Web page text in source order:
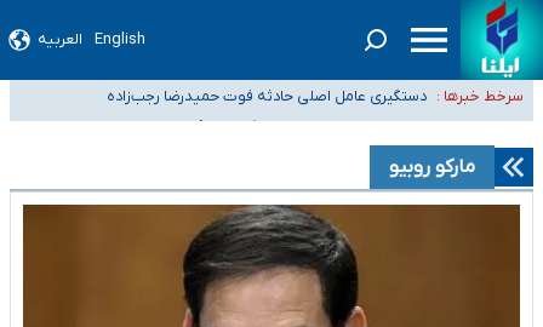
English العربیه
سرخط خبرها :
آمار خودکشی نسبت به سال‌های قبل افزایش نیافته است
دستگیری عامل اصلی حادثه فوت حمیدرضا رجب‌زاده
نباید تفسیرهای سلیقه‌ای از مواضع رسمی کشور ارائه شود
پزشکی و کشورمان نیست/ نظام سلامت جلوی این رویه را بگیرد
ضرورت آموزش حریم خصوصی در فضای آنلاین در مدارس/ هزینه‌های سنگین
اجتماعی انتشار تصاویر خصوصی برای قربانیان/ سوءاستفاده مجرمان از ترس
مارکو روبیو